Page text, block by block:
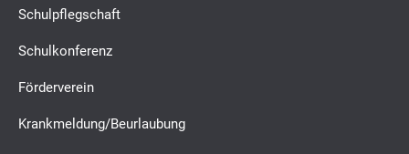
Schulpflegschaft
Schulkonferenz
Förderverein
Krankmeldung/Beurlaubung